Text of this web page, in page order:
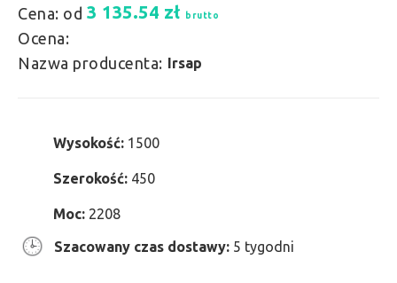
Cena: od 3 135.54 zł brutto
Ocena:
Nazwa producenta: Irsap
Wysokość: 1500
Szerokość: 450
Moc: 2208
Szacowany czas dostawy: 5 tygodni